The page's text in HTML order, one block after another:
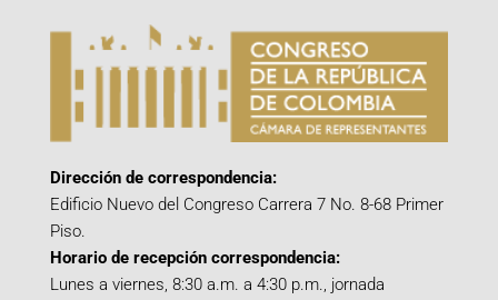
Dirección de correspondencia:
Edificio Nuevo del Congreso Carrera 7 No. 8-68 Primer
Piso.
Horario de recepción correspondencia:
Lunes a viernes, 8:30 a.m. a 4:30 p.m., jornada